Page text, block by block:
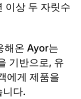
이상 두 자릿수
해온 Ayor는
기반으로, 유
에게 제품을
다.